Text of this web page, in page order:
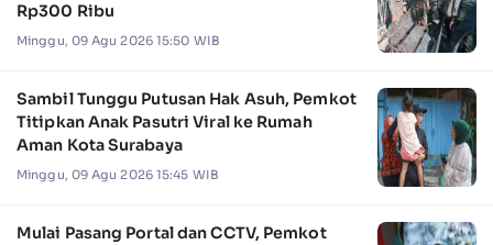
Rp300 Ribu
Minggu, 09 Agu 2026 15:50 WIB
Sambil Tunggu Putusan Hak Asuh, Pemkot
Titipkan Anak Pasutri Viral ke Rumah
Aman Kota Surabaya
Minggu, 09 Agu 2026 15:45 WIB
Mulai Pasang Portal dan CCTV, Pemkot